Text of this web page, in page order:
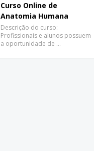
Curso Online de
Anatomia Humana
Descrição do curso:
Profissionais e alunos possuem
a oportunidade de …